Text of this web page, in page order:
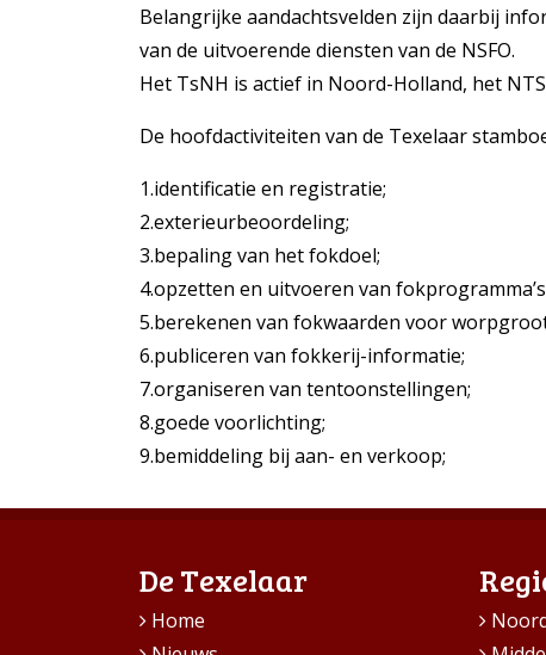
Belangrijke aandachtsvelden zijn daarbij
van de uitvoerende diensten van de NSFO.
Het TsNH is actief in Noord-Holland, het
De hoofdactiviteiten van de Texelaar
1.identificatie en registratie;
2.exterieurbeoordeling;
3.bepaling van het fokdoel;
4.opzetten en uitvoeren van
5.berekenen van fokwaarden voor
6.publiceren van fokkerij-informatie;
7.organiseren van tentoonstellingen;
8.goede voorlichting;
9.bemiddeling bij aan- en verkoop;
De Texelaar
Home